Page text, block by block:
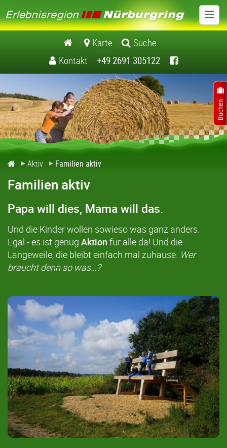
Aktiv
Winter
Motorrad
Familien aktiv
Karte
Suche
Kontakt
+49 2691 305122
Aktiv Familien aktiv
Familien aktiv
Papa will dies, Mama will das.
Und die Kinder wollen sowieso was ganz anders.
Egal - es ist genug Aktion für alle da! Und die
Langeweile, die bleibt einfach mal zuhause. Wer
braucht denn so was…?